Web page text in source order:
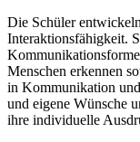
Die Schüler
Interaktionsfähigkeit.
Menschen erkennen
in Kommunikation
und eigene Wünsche
ihre individuelle